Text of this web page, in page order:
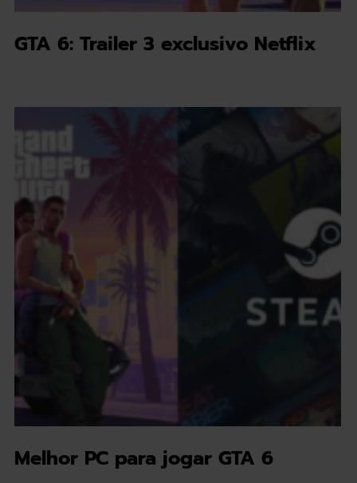
GTA 6: Trailer 3 exclusivo Netflix
Melhor PC para jogar GTA 6